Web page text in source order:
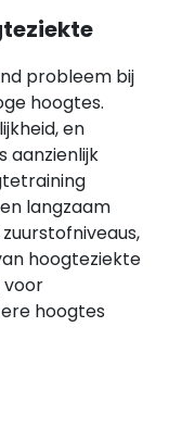
probleem bij
hoogtes.
en
aanzienlijk
langzaam
hoogteziekte
voor
hoogtes